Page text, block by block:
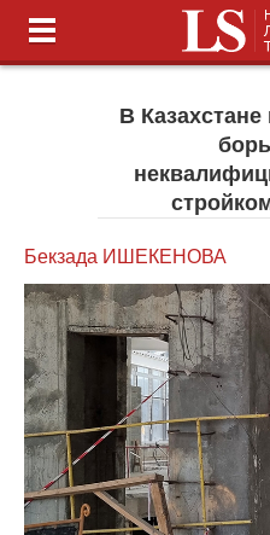
В
Бекзада ИШЕКЕНОВА